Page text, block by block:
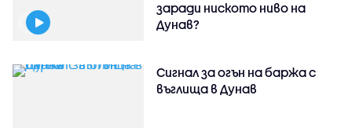
заради ниското ниво на
Дунав?
Сигнал за огън на баржа с
въглища в Дунав